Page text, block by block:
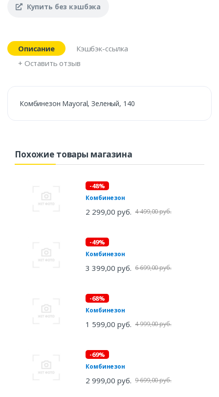
Купить без кэшбэка
Описание
Кэшбэк-ссылка
+ Оставить отзыв
Комбинезон Mayoral, Зеленый, 140
Похожие товары магазина
-48%
Комбинезон
2 299,00 руб. 4 499,00 руб.
-49%
Комбинезон
3 399,00 руб. 6 699,00 руб.
-68%
Комбинезон
1 599,00 руб. 4 999,00 руб.
-69%
Комбинезон
2 999,00 руб. 9 699,00 руб.